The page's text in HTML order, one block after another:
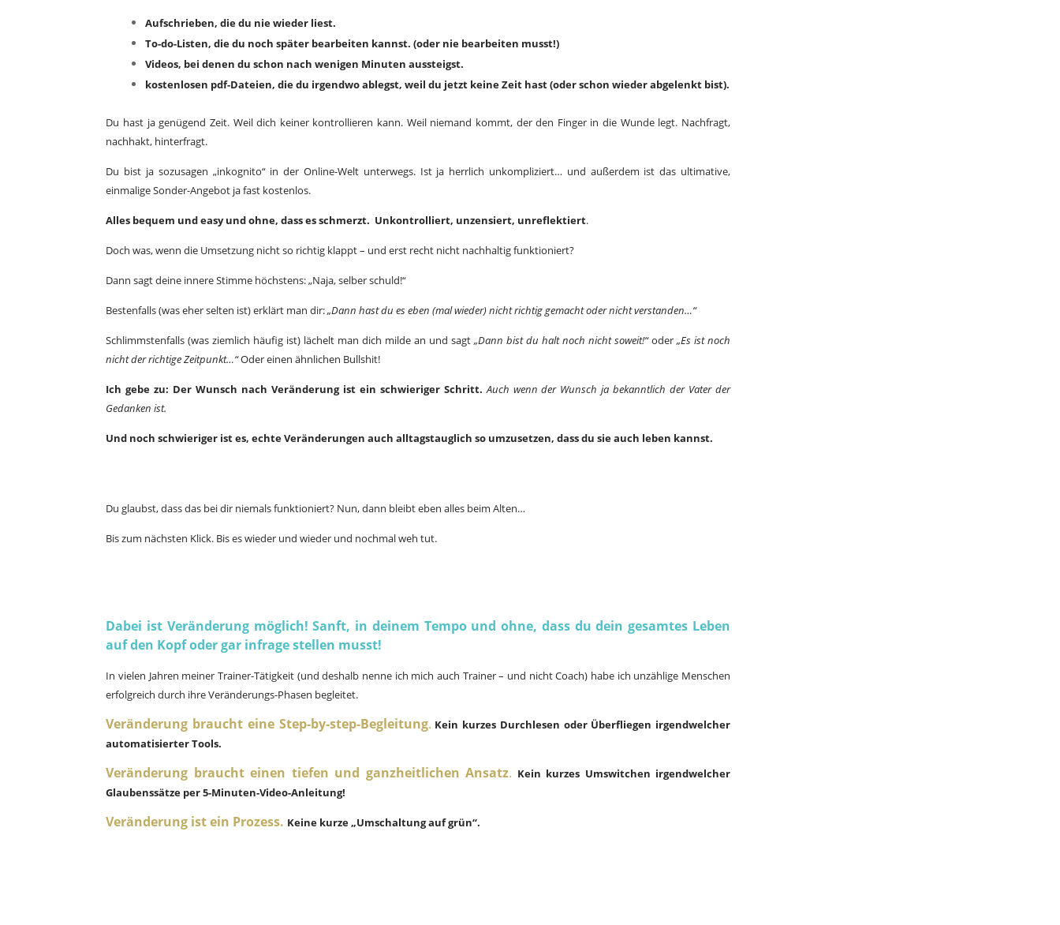
Aufschrieben, die du nie wieder liest.
To-do-Listen, die du noch später bearbeiten kannst. (oder nie bearbeiten musst!)
Videos, bei denen du schon nach wenigen Minuten aussteigst.
kostenlosen pdf-Dateien, die du irgendwo ablegst, weil du jetzt keine Zeit hast (oder schon wieder abgelenkt bist).
Du hast ja genügend Zeit. Weil dich keiner kontrollieren kann. Weil niemand kommt, der den Finger in die Wunde legt. Nachfragt,
nachhakt, hinterfragt.
Du bist ja sozusagen „inkognito“ in der Online-Welt unterwegs. Ist ja herrlich unkompliziert… und außerdem ist das ultimative,
einmalige Sonder-Angebot ja fast kostenlos.
Alles bequem und easy und ohne, dass es schmerzt. Unkontrolliert, unzensiert, unreflektiert.
Doch was, wenn die Umsetzung nicht so richtig klappt – und erst recht nicht nachhaltig funktioniert?
Dann sagt deine innere Stimme höchstens: „Naja, selber schuld!“
Bestenfalls (was eher selten ist) erklärt man dir:„Dann hast du es eben (mal wieder) nicht richtig gemacht oder nicht verstanden…“
Schlimmstenfalls (was ziemlich häufig ist) lächelt man dich milde an und sagt„Dann bist du halt noch nicht soweit!“oder „Es ist noch
nicht der richtige Zeitpunkt…“Oder einen ähnlichen Bullshit!
Ich gebe zu: Der Wunsch nach Veränderung ist ein schwieriger Schritt.Auch wenn der Wunsch ja bekanntlich der Vater der
Gedanken ist.
Und noch schwieriger ist es, echte Veränderungen auch alltagstauglich so umzusetzen, dass du sie auch leben kannst.
Du glaubst, dass das bei dir niemals funktioniert? Nun, dann bleibt eben alles beim Alten…
Bis zum nächsten Klick. Bis es wieder und wieder und nochmal weh tut.
Dabei ist Veränderung möglich! Sanft, in deinem Tempo und ohne, dass du dein gesamtes Leben
auf den Kopf oder gar infrage stellen musst!
In vielen Jahren meiner Trainer-Tätigkeit (und deshalb nenne ich mich auch Trainer – und nicht Coach) habe ich unzählige Menschen
erfolgreich durch ihre Veränderungs-Phasen begleitet.
Veränderung braucht eine Step-by-step-Begleitung. Kein kurzes Durchlesen oder Überfliegen irgendwelcher
automatisierter Tools.
Veränderung braucht einen tiefen und ganzheitlichen Ansatz. Kein kurzes Umswitchen irgendwelcher
Glaubenssätze per 5-Minuten-Video-Anleitung!
Veränderung ist ein Prozess. Keine kurze „Umschaltung auf grün“.